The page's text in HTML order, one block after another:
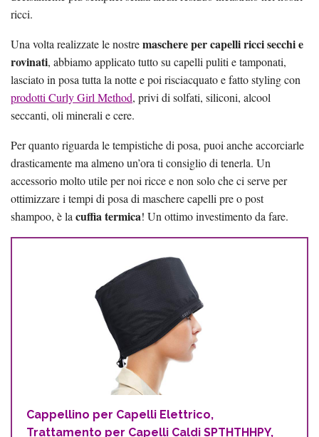
ricci.
Una volta realizzate le nostremaschere per capelli ricci secchi e
rovinati, abbiamo applicato tutto su capelli puliti e tamponati,
lasciato in posa tutta la notte e poi risciacquato e fatto styling con
prodotti Curly Girl Method, privi di solfati, siliconi, alcool
seccanti, oli minerali e cere.
Per quanto riguarda le tempistiche di posa, puoi anche accorciarle
drasticamente ma almeno un’ora ti consiglio di tenerla. Un
accessorio molto utile per noi ricce e non solo che ci serve per
ottimizzare i tempi di posa di maschere capelli pre o post
shampoo, è la cuffia termica! Un ottimo investimento da fare.
Cappellino per Capelli Elettrico,
Trattamento per Capelli Caldi SPTHTHHPY,